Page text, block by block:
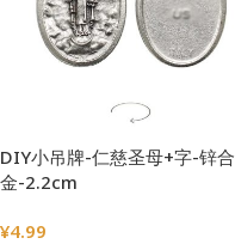
DIY小吊牌-仁慈圣母+字-锌合
金-2.2cm
¥4.99